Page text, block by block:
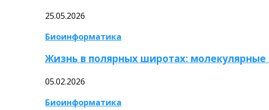
25.05.2026
Биоинформатика
Жизнь в полярных широтах:
05.02.2026
Биоинформатика